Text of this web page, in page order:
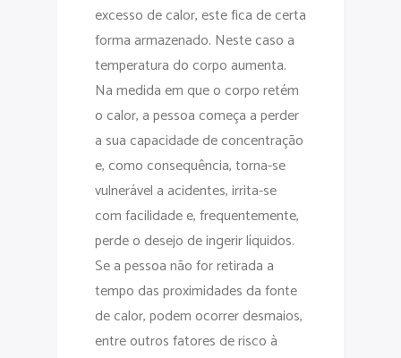
excesso de calor, este fica de certa
forma armazenado. Neste caso a
temperatura do corpo aumenta.
Na medida em que o corpo retém
o calor, a pessoa começa a perder
a sua capacidade de concentração
e, como consequência, torna-se
vulnerável a acidentes, irrita-se
com facilidade e, frequentemente,
perde o desejo de ingerir líquidos.
Se a pessoa não for retirada a
tempo das proximidades da fonte
de calor, podem ocorrer desmaios,
entre outros fatores de risco à